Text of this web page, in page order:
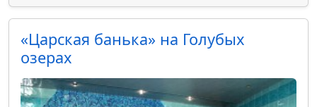
«Царская банька» на Голубых
озерах